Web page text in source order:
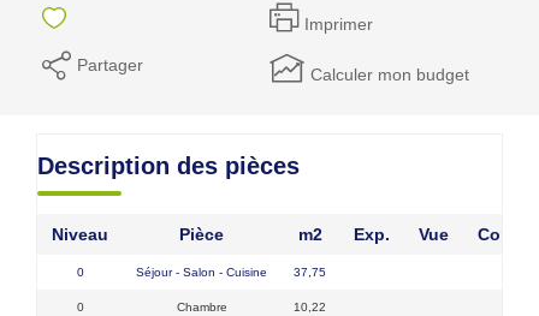
Imprimer
Partager Calculer mon budget
Description des pièces
Niveau Pièce m2 Exp. Vue
0 Séjour - Salon - Cuisine 37,75
0 Chambre 10,22